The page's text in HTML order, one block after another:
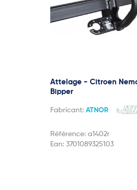
Attelage - Citroen
Bipper
Fabricant: ATNOR
Référence: a1402r
Ean: 3701089325103